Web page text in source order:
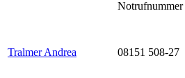
Notrufnummer
Tralmer Andrea 08151 508-27